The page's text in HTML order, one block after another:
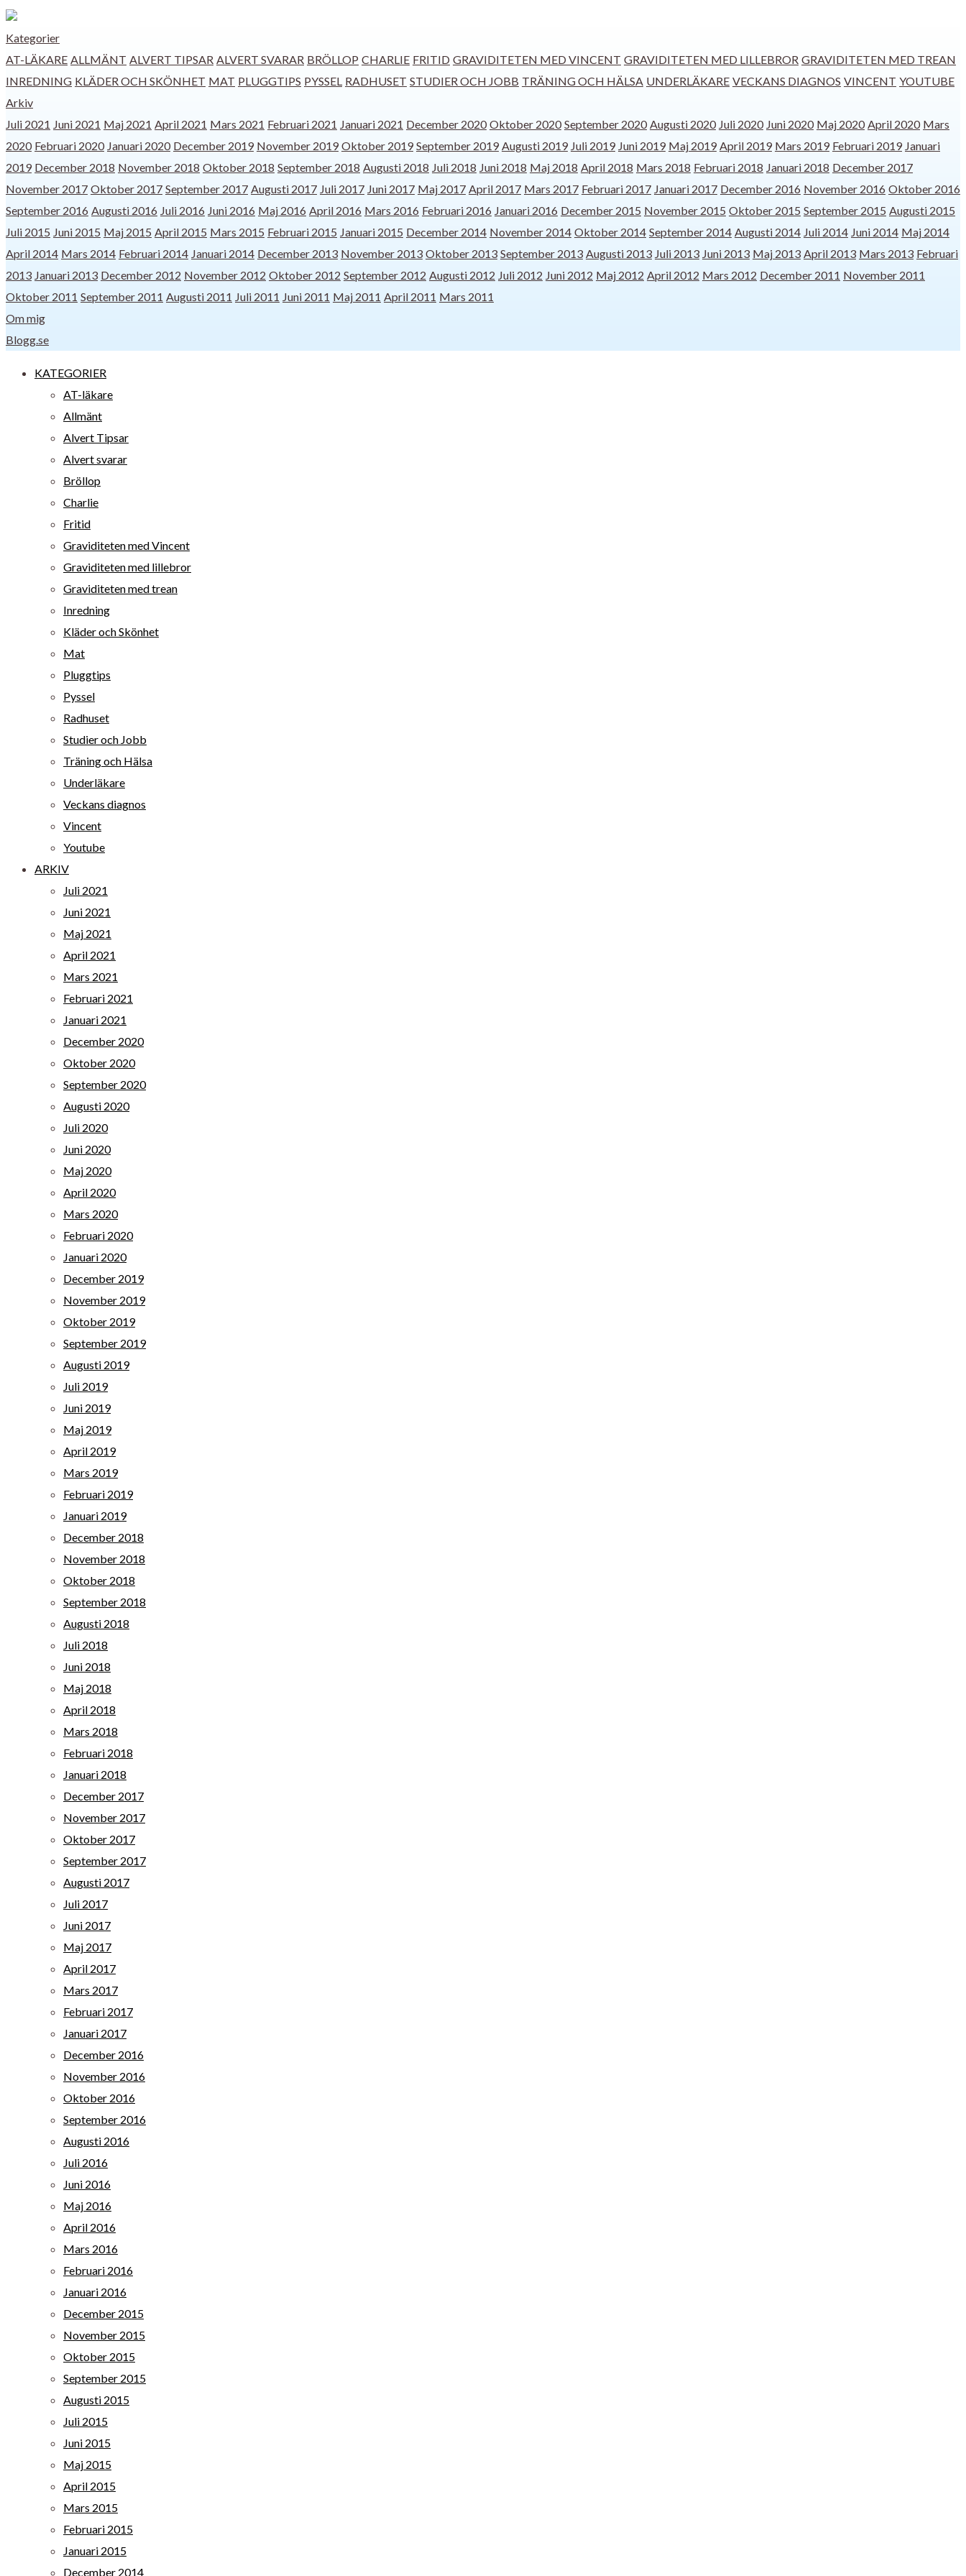
Kategorier
AT-LÄKARE ALLMÄNT ALVERT TIPSAR ALVERT SVARAR BRÖLLOP CHARLIE FRITID GRAVIDITETEN MED VINCENT GRAVIDITETEN MED LILLEBROR GRAVIDITETEN MED TREAN
INREDNING KLÄDER OCH SKÖNHET MAT PLUGGTIPS PYSSEL RADHUSET STUDIER OCH JOBB TRÄNING OCH HÄLSA UNDERLÄKARE VECKANS DIAGNOS VINCENT YOUTUBE
Arkiv
Juli 2021 Juni 2021 Maj 2021 April 2021 Mars 2021 Februari 2021 Januari 2021 December 2020 Oktober 2020 September 2020 Augusti 2020 Juli 2020 Juni 2020 Maj 2020 April 2020 Mars
2020 Februari 2020 Januari 2020 December 2019 November 2019 Oktober 2019 September 2019 Augusti 2019 Juli 2019 Juni 2019 Maj 2019 April 2019 Mars 2019 Februari 2019 Januari
2019 December 2018 November 2018 Oktober 2018 September 2018 Augusti 2018 Juli 2018 Juni 2018 Maj 2018 April 2018 Mars 2018 Februari 2018 Januari 2018 December 2017
November 2017 Oktober 2017 September 2017 Augusti 2017 Juli 2017 Juni 2017 Maj 2017 April 2017 Mars 2017 Februari 2017 Januari 2017 December 2016 November 2016 Oktober 2016
September 2016 Augusti 2016 Juli 2016 Juni 2016 Maj 2016 April 2016 Mars 2016 Februari 2016 Januari 2016 December 2015 November 2015 Oktober 2015 September 2015 Augusti 2015
Juli 2015 Juni 2015 Maj 2015 April 2015 Mars 2015 Februari 2015 Januari 2015 December 2014 November 2014 Oktober 2014 September 2014 Augusti 2014 Juli 2014 Juni 2014 Maj 2014
April 2014 Mars 2014 Februari 2014 Januari 2014 December 2013 November 2013 Oktober 2013 September 2013 Augusti 2013 Juli 2013 Juni 2013 Maj 2013 April 2013 Mars 2013 Februari
2013 Januari 2013 December 2012 November 2012 Oktober 2012 September 2012 Augusti 2012 Juli 2012 Juni 2012 Maj 2012 April 2012 Mars 2012 December 2011 November 2011
Oktober 2011 September 2011 Augusti 2011 Juli 2011 Juni 2011 Maj 2011 April 2011 Mars 2011
Om mig
Blogg.se
KATEGORIER
AT-läkare
Allmänt
Alvert Tipsar
Alvert svarar
Bröllop
Charlie
Fritid
Graviditeten med Vincent
Graviditeten med lillebror
Graviditeten med trean
Inredning
Kläder och Skönhet
Mat
Pluggtips
Pyssel
Radhuset
Studier och Jobb
Träning och Hälsa
Underläkare
Veckans diagnos
Vincent
Youtube
ARKIV
Juli 2021
Juni 2021
Maj 2021
April 2021
Mars 2021
Februari 2021
Januari 2021
December 2020
Oktober 2020
September 2020
Augusti 2020
Juli 2020
Juni 2020
Maj 2020
April 2020
Mars 2020
Februari 2020
Januari 2020
December 2019
November 2019
Oktober 2019
September 2019
Augusti 2019
Juli 2019
Juni 2019
Maj 2019
April 2019
Mars 2019
Februari 2019
Januari 2019
December 2018
November 2018
Oktober 2018
September 2018
Augusti 2018
Juli 2018
Juni 2018
Maj 2018
April 2018
Mars 2018
Februari 2018
Januari 2018
December 2017
November 2017
Oktober 2017
September 2017
Augusti 2017
Juli 2017
Juni 2017
Maj 2017
April 2017
Mars 2017
Februari 2017
Januari 2017
December 2016
November 2016
Oktober 2016
September 2016
Augusti 2016
Juli 2016
Juni 2016
Maj 2016
April 2016
Mars 2016
Februari 2016
Januari 2016
December 2015
November 2015
Oktober 2015
September 2015
Augusti 2015
Juli 2015
Juni 2015
Maj 2015
April 2015
Mars 2015
Februari 2015
Januari 2015
December 2014